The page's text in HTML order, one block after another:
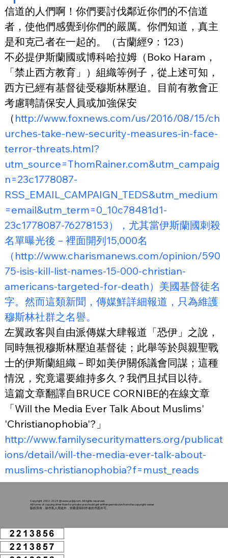
信道的人們啊！你們要討伐鄰近你們的不信道
者，使他們感覺到你們的嚴厲。你們知道，真主
是和克己者在一起的。（古蘭經9：123）
不必提伊斯蘭國或博科哈拉姆（Boko Haram，
「禁止西方教育」）組織等例子，從上述可知，
西方已經有基督徒受穆斯林壓迫。目前有教會正
考慮聘請保安人員或加強保安
（ http://www.foxnews.com/us/2016/08/15/ch
urches-take-new-security-measures-in-face-
terror-threats.html?
utm_source=ThomRainer.com&utm_campaig
n=23c1778087-
RSS_EMAIL_CAMPAIGN_TEDS&utm_medium
=email&utm_term=0_10c78481d1-
23c1778087-76278153），尤其當伊斯蘭國刺殺
名單曝光後－裡面開列15,000名
（http://www.charismanews.com/opinion/590
75-isis-kill-list-names-15-000-christian-
americans-targeted-for-death）美國基督徒名
字。然而這類新聞，傳媒鮮詳細報道，只為維護
穆斯林社群之名譽。
左翼政客與自由派傳媒大肆報道「恐伊」之說，
同時無視穆斯林壓迫基督徒；此舉等於與親聖戰
士的伊斯蘭組織－即如美伊關係議會同謀；這種
情況，究竟還要維持多久？我們且拭目以待。
這篇文章翻譯自BRUCE CORNIBE的在線文章
「Will the Media Ever Talk About Muslims'
'Christianophobia'?」
http://www.familysecuritymatters.org/publicat
ions/detail/will-the-media-ever-talk-about-
muslims-christianophobia?f=must_reads
Copyright 2002-2024 @www.ysljdj.com. All rights reserved.
All forms of copying other than for private use should get written permission from the copyright owner
版权所有，除作私人用途外，转载需得到作者的书面许可。